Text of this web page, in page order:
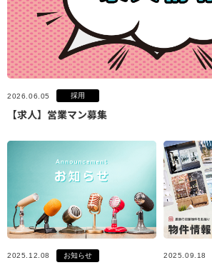
2026.06.05 採用
【求人】営業マン募集
2025.12.08 お知らせ 2025.09.18